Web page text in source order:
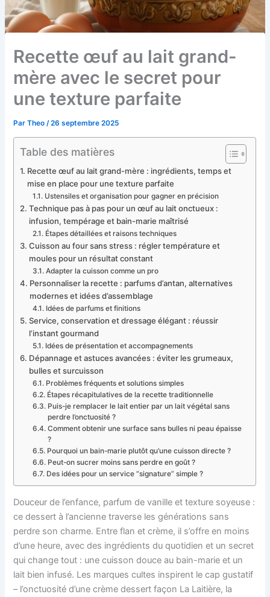
Recette œuf au lait grand-
mère avec le secret pour
une texture parfaite
ParTheo /26 septembre 2025
Table des matières
Recette œuf au lait grand-mère : ingrédients, temps et
mise en place pour une texture parfaite
Ustensiles et organisation pour gagner en précision
Technique pas à pas pour un œuf au lait onctueux :
infusion, tempérage et bain-marie maîtrisé
Étapes détaillées et raisons techniques
Cuisson au four sans stress : régler température et
moules pour un résultat constant
Adapter la cuisson comme un pro
Personnaliser la recette : parfums d’antan, alternatives
modernes et idées d’assemblage
Idées de parfums et finitions
Service, conservation et dressage élégant : réussir
l’instant gourmand
Idées de présentation et accompagnements
Dépannage et astuces avancées : éviter les grumeaux,
bulles et surcuisson
Problèmes fréquents et solutions simples
Étapes récapitulatives de la recette traditionnelle
Puis-je remplacer le lait entier par un lait végétal sans
perdre l’onctuosité ?
Comment obtenir une surface sans bulles ni peau épaisse
?
Pourquoi un bain-marie plutôt qu’une cuisson directe ?
Peut-on sucrer moins sans perdre en goût ?
Des idées pour un service “signature” simple ?
Douceur de l’enfance, parfum de vanille et texture soyeuse :
ce dessert à l’ancienne traverse les générations sans
perdre son charme. Entre flan et crème, il s’offre en moins
d’une heure, avec des ingrédients du quotidien et un secret
qui change tout : une cuisson douce au bain-marie et un
lait bien infusé. Les marques cultes inspirent le cap gustatif
– l’onctuosité d’une crème dessert façon La Laitière, la